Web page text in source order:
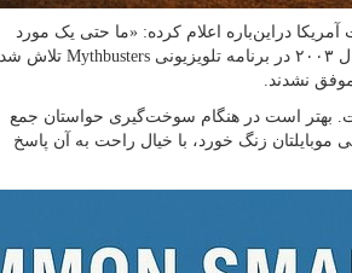
دراین‌باره اعلام کرده: «ما حتی یک مورد
انفجار ناشی از تلفن همراه را هم ثبت نکرده‌ایم.» حتی در سال ۲۰۰۳ در برنامه تلویزیونی Mythbusters تلاش شد
نشدند.
بهتر است در هنگام سوخت‌گیری حواستان جمع
موبایلتان زنگ خورد، با خیال راحت به آن پاسخ